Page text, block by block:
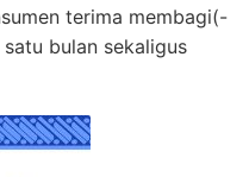
terima membagi(-
bulan sekaligus